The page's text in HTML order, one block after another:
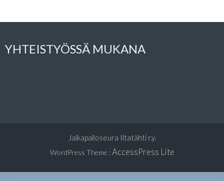
YHTEISTYÖSSÄ MUKANA
Jalkapalloseura Iltatähti r.y.
WordPress Theme : AccessPress Lite